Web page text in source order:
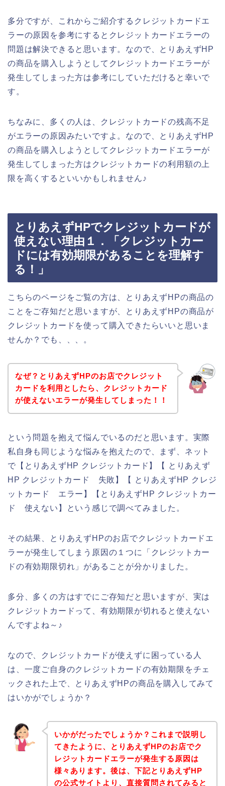
多分ですが、これからご紹介するクレジットカードエ
ラーの原因を参考にするとクレジットカードエラーの
問題は解決できると思います。なので、とりあえずHP
の商品を購入しようとしてクレジットカードエラーが
発生してしまった方は参考にしていただけると幸いで
す。
ちなみに、多くの人は、クレジットカードの残高不足
がエラーの原因みたいですよ。なので、とりあえずHP
の商品を購入しようとしてクレジットカードエラーが
発生してしまった方はクレジットカードの利用額の上
限を高くするといいかもしれません♪
とりあえずHPでクレジットカードが
使えない理由１．「クレジットカー
ドには有効期限があることを理解す
る！」
こちらのページをご覧の方は、とりあえずHPの商品の
ことをご存知だと思いますが、とりあえずHPの商品が
クレジットカードを使って購入できたらいいと思いま
せんか？でも、、、。
なぜ？とりあえずHPのお店でクレジット
カードを利用としたら、クレジットカード
が使えないエラーが発生してしまった！！
という問題を抱えて悩んでいるのだと思います。実際
私自身も同じような悩みを抱えたので、まず、ネット
で【とりあえずHP クレジットカード】【 とりあえず
HP クレジットカード 失敗】【 とりあえずHP クレジ
ットカード エラー】【とりあえずHP クレジットカー
ド 使えない】という感じで調べてみました。
その結果、とりあえずHPのお店でクレジットカードエ
ラーが発生してしまう原因の１つに「クレジットカー
ドの有効期限切れ」があることが分かりました。
多分、多くの方はすでにご存知だと思いますが、実は
クレジットカードって、有効期限が切れると使えない
んですよね～♪
なので、クレジットカードが使えずに困っている人
は、一度ご自身のクレジットカードの有効期限をチェ
ックされた上で、とりあえずHPの商品を購入してみて
はいかがでしょうか？
いかがだったでしょうか？これまで説明し
てきたように、とりあえずHPのお店でク
レジットカードエラーが発生する原因は
様々あります。後は、下記とりあえずHP
の公式サイトより、直接質問されてみると